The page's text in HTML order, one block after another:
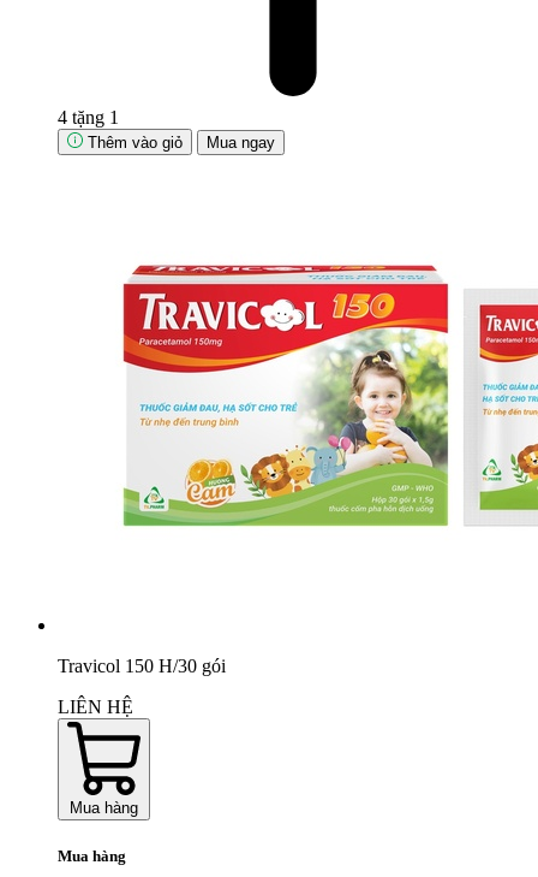
4 tặng 1
Thêm vào giỏ Mua ngay
Travicol 150 H/30 gói
LIÊN HỆ
Mua hàng
Mua hàng